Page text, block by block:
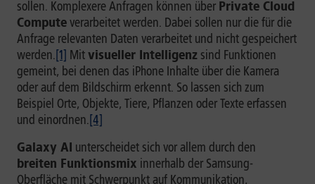
sollen. Komplexere Anfragen können über Private Cloud
Computeverarbeitet werden. Dabei sollen nur die für die
Anfrage relevanten Daten verarbeitet und nicht gespeichert
werden.[1] Mitvisueller Intelligenz sind Funktionen
gemeint, bei denen das iPhone Inhalte über die Kamera
oder auf dem Bildschirm erkennt. So lassen sich zum
Beispiel Orte, Objekte, Tiere, Pflanzen oder Texte erfassen
und einordnen.[4]
Galaxy AI unterscheidet sich vor allem durch den
breiten Funktionsmix innerhalb der Samsung-
Oberfläche mit Schwerpunkt auf Kommunikation,